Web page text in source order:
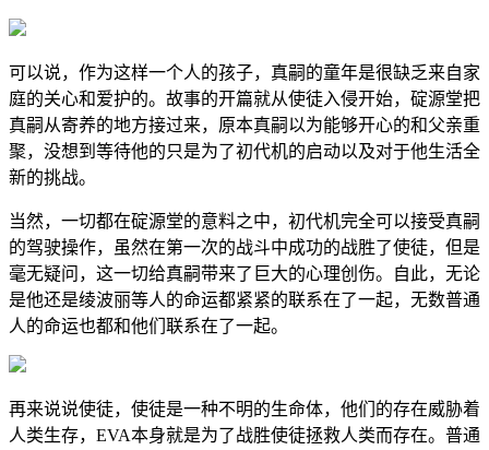
可以说，作为这样一个人的孩子，真嗣的童年是很缺乏来自家
庭的关心和爱护的。故事的开篇就从使徒入侵开始，碇源堂把
真嗣从寄养的地方接过来，原本真嗣以为能够开心的和父亲重
聚，没想到等待他的只是为了初代机的启动以及对于他生活全
新的挑战。
当然，一切都在碇源堂的意料之中，初代机完全可以接受真嗣
的驾驶操作，虽然在第一次的战斗中成功的战胜了使徒，但是
毫无疑问，这一切给真嗣带来了巨大的心理创伤。自此，无论
是他还是绫波丽等人的命运都紧紧的联系在了一起，无数普通
人的命运也都和他们联系在了一起。
再来说说使徒，使徒是一种不明的生命体，他们的存在威胁着
人类生存，EVA本身就是为了战胜使徒拯救人类而存在。普通